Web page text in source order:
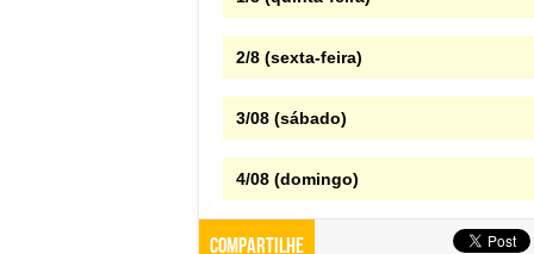
2/8 (sexta-feira)
3/08 (sábado)
4/08 (domingo)
Compartilhe